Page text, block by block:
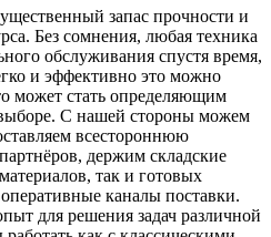
запас прочности и
Без сомнения, любая техника
обслуживания спустя время,
и эффективно это можно
может стать определяющим
С нашей стороны можем
всестороннюю
держим складские
так и готовых
каналы поставки.
для решения задач различной